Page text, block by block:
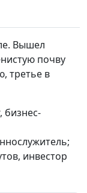
Вышел
почву
третье в
бизнес-
инвестор
Евгений
Бутов,